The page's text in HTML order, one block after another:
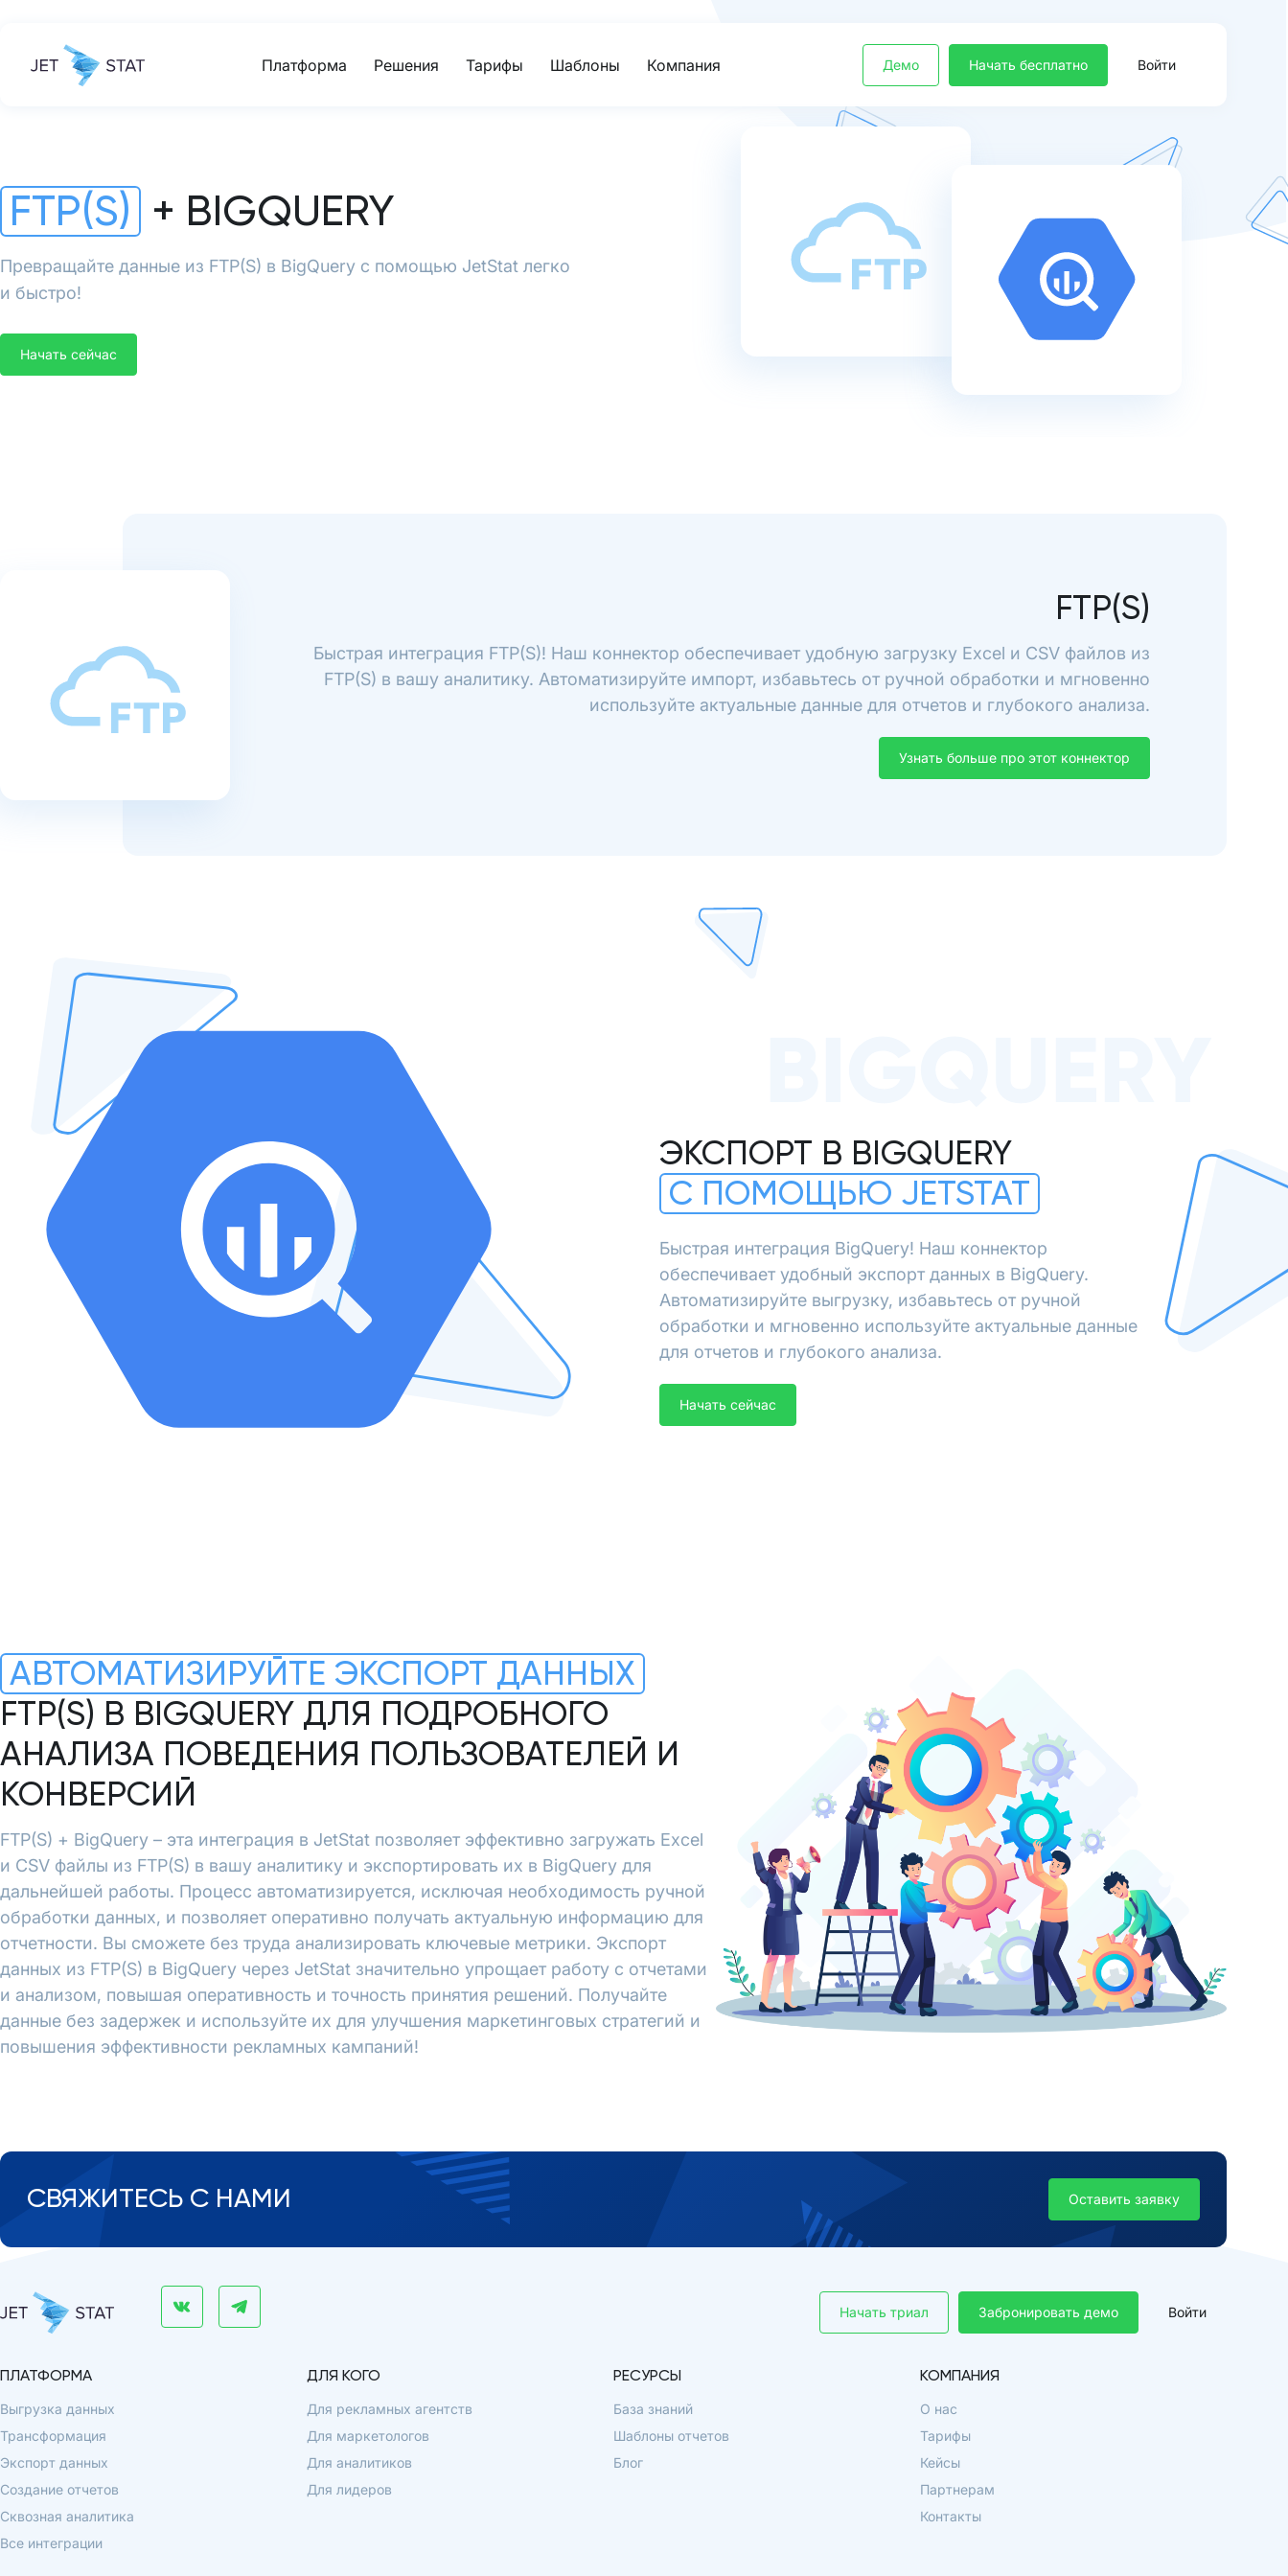
Платформа Решения Тарифы Шаблоны Компания Демо Начать бесплатно Войти
FTP(S) + BIGQUERY
Превращайте данные из FTP(S) в BigQuery с помощью JetStat легко
и быстро!
Начать сейчас
FTP(S)
Быстрая интеграция FTP(S)! Наш коннектор обеспечивает удобную загрузку Excel и CSV файлов из
FTP(S) в вашу аналитику. Автоматизируйте импорт, избавьтесь от ручной обработки и мгновенно
используйте актуальные данные для отчетов и глубокого анализа.
Узнать больше про этот коннектор
ЭКСПОРТ В BIGQUERY
С ПОМОЩЬЮ JETSTAT
Быстрая интеграция BigQuery! Наш коннектор
обеспечивает удобный экспорт данных в BigQuery.
Автоматизируйте выгрузку, избавьтесь от ручной
обработки и мгновенно используйте актуальные данные
для отчетов и глубокого анализа.
Начать сейчас
АВТОМАТИЗИРУЙТЕ ЭКСПОРТ ДАННЫХ
FTP(S) В BIGQUERY ДЛЯ ПОДРОБНОГО
АНАЛИЗА ПОВЕДЕНИЯ ПОЛЬЗОВАТЕЛЕЙ И
КОНВЕРСИЙ
FTP(S) + BigQuery – эта интеграция в JetStat позволяет эффективно загружать Excel
и CSV файлы из FTP(S) в вашу аналитику и экспортировать их в BigQuery для
дальнейшей работы. Процесс автоматизируется, исключая необходимость ручной
обработки данных, и позволяет оперативно получать актуальную информацию для
отчетности. Вы сможете без труда анализировать ключевые метрики. Экспорт
данных из FTP(S) в BigQuery через JetStat значительно упрощает работу с отчетами
и анализом, повышая оперативность и точность принятия решений. Получайте
данные без задержек и используйте их для улучшения маркетинговых стратегий и
повышения эффективности рекламных кампаний!
СВЯЖИТЕСЬ С НАМИ Оставить заявку
Забронировать демо
Начать триал Войти
ПЛАТФОРМА
Выгрузка данных
Трансформация
Экспорт данных
Создание отчетов
Сквозная аналитика
Все интеграции
ДЛЯ КОГО
Для рекламных агентств
Для маркетологов
Для аналитиков
Для лидеров
РЕСУРСЫ
База знаний
Шаблоны отчетов
Блог
КОМПАНИЯ
О нас
Тарифы
Кейсы
Партнерам
Контакты